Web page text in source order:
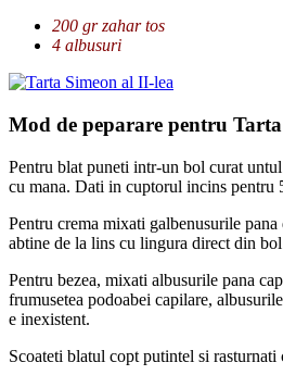
200 gr zahar tos
4 albusuri
Mod de peparare pentru
Pentru blat puneti intr-un bol curat
cu mana. Dati in cuptorul incins pentru
Pentru crema mixati galbenusurile
abtine de la lins cu lingura direct din
Pentru bezea, mixati albusurile pana
frumusetea podoabei capilare,
e inexistent.
Scoateti blatul copt putintel si